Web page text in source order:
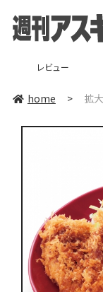
レビュー
home > 拡